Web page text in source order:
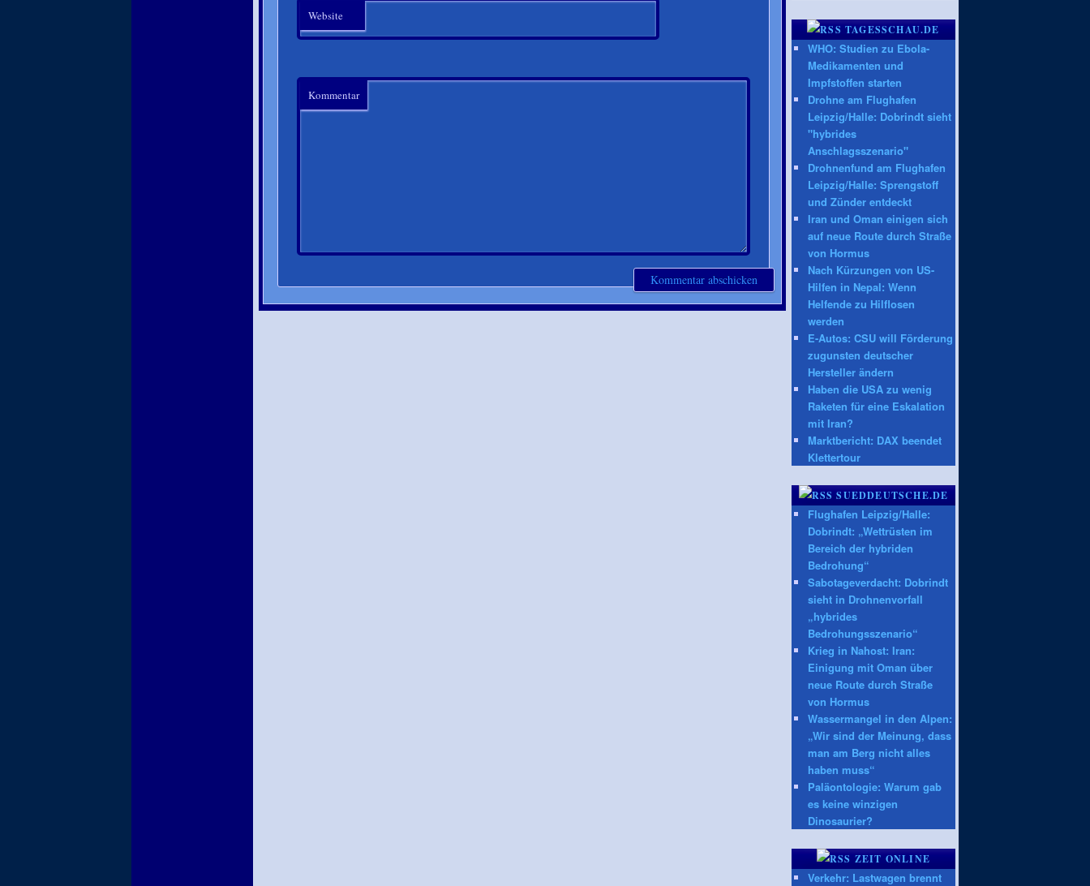
Website
Kommentar
TAGESSCHAU.DE
WHO: Studien zu Ebola-
Medikamenten und
Impfstoffen starten
Drohne am Flughafen
Leipzig/Halle: Dobrindt sieht
"hybrides
Anschlagsszenario"
Drohnenfund am Flughafen
Leipzig/Halle: Sprengstoff
und Zünder entdeckt
Iran und Oman einigen sich
auf neue Route durch Straße
von Hormus
Nach Kürzungen von US-
Hilfen in Nepal: Wenn
Helfende zu Hilflosen
werden
E-Autos: CSU will Förderung
zugunsten deutscher
Hersteller ändern
Haben die USA zu wenig
Raketen für eine Eskalation
mit Iran?
Marktbericht: DAX beendet
Klettertour
SUEDDEUTSCHE.DE
Flughafen Leipzig/Halle:
Dobrindt: „Wettrüsten im
Bereich der hybriden
Bedrohung“
Sabotageverdacht: Dobrindt
sieht in Drohnenvorfall
„hybrides
Bedrohungsszenario“
Krieg in Nahost: Iran:
Einigung mit Oman über
neue Route durch Straße
von Hormus
Wassermangel in den Alpen:
„Wir sind der Meinung, dass
man am Berg nicht alles
haben muss“
Paläontologie: Warum gab
es keine winzigen
Dinosaurier?
ZEIT ONLINE
Verkehr: Lastwagen brennt